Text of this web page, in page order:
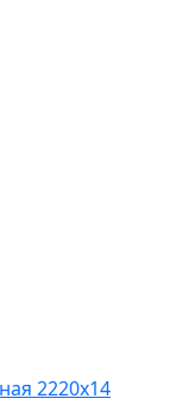
2220х14